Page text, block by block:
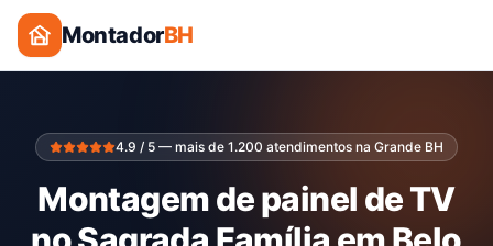
MontadorBH
4.9 / 5 — mais de 1.200 atendimentos na Grande BH
Montagem de painel de TV